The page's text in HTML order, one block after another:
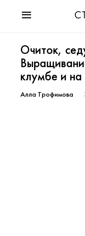
Мода
Звезды
Гороскопы
Здоровье
Очиток,
клумбе и
Алла Трофимова